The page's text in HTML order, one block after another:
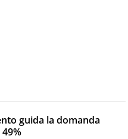
guida la domanda